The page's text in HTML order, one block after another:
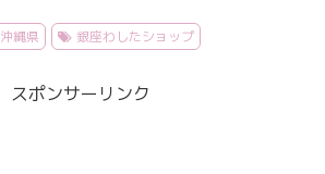
沖縄県 銀座わしたショップ
スポンサーリンク